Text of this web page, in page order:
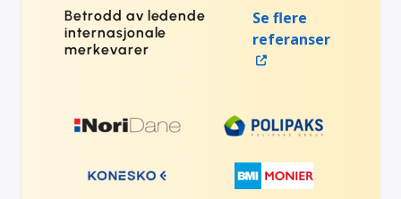
Betrodd av ledende
internasjonale
merkevarer
Se flere
referanser